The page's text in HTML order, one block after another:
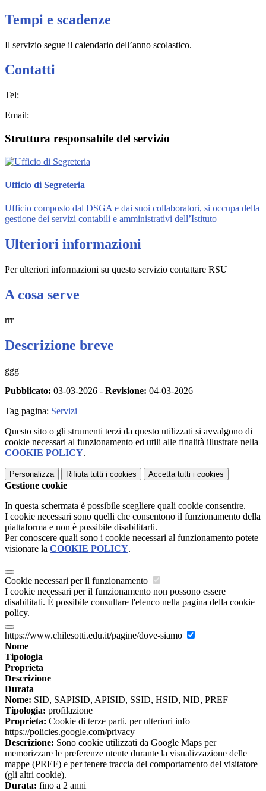
Tempi e scadenze
Il servizio segue il calendario dell’anno scolastico.
Contatti
Tel:
Email:
Struttura responsabile del servizio
Ufficio di Segreteria
Ufficio composto dal DSGA e dai suoi collaboratori, si occupa della
gestione dei servizi contabili e amministrativi dell’Istituto
Ulteriori informazioni
Per ulteriori informazioni su questo servizio contattare RSU
A cosa serve
rrr
Descrizione breve
ggg
Pubblicato: 03-03-2026 - Revisione: 04-03-2026
Tag pagina: Servizi
Questo sito o gli strumenti terzi da questo utilizzati si avvalgono di
cookie necessari al funzionamento ed utili alle finalità illustrate nella
COOKIE POLICY.
Personalizza Rifiuta tutti i cookies Accetta tutti i cookies
Gestione cookie
In questa schermata è possibile scegliere quali cookie consentire.
I cookie necessari sono quelli che consentono il funzionamento della
piattaforma e non è possibile disabilitarli.
Per conoscere quali sono i cookie necessari al funzionamento potete
visionare la COOKIE POLICY.
Cookie necessari per il funzionamento
I cookie necessari per il funzionamento non possono essere
disabilitati. È possibile consultare l'elenco nella pagina della cookie
policy.
https://www.chilesotti.edu.it/pagine/dove-siamo
Nome
Tipologia
Proprieta
Descrizione
Durata
Nome: SID, SAPISID, APISID, SSID, HSID, NID, PREF
Tipologia: profilazione
Proprieta: Cookie di terze parti. per ulteriori info
https://policies.google.com/privacy
Descrizione: Sono cookie utilizzati da Google Maps per
memorizzare le preferenze utente durante la visualizzazione delle
mappe (PREF) e per tenere traccia del comportamento del visitatore
(gli altri cookie).
Durata: fino a 2 anni